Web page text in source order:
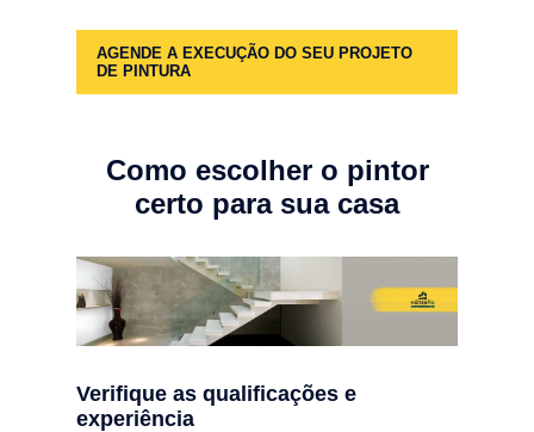
AGENDE A EXECUÇÃO DO SEU PROJETO
DE PINTURA
Como escolher o pintor
certo para sua casa
Verifique as qualificações e
experiência